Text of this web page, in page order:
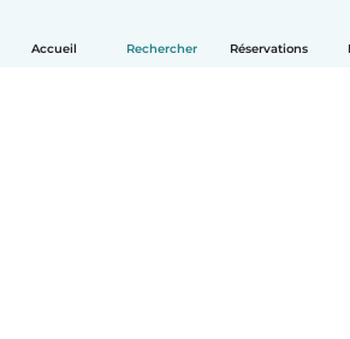
Accueil Rechercher Réservations